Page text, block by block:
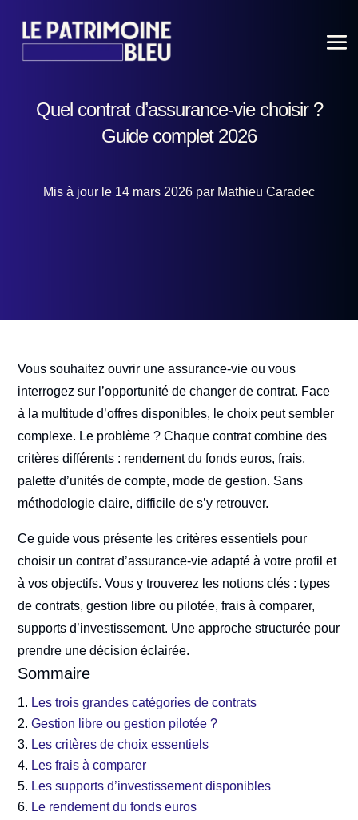
Quel contrat d’assurance-vie choisir ?
Guide complet 2026
Mis à jour le 14 mars 2026 par Mathieu Caradec
Vous souhaitez ouvrir une assurance-vie ou vous
interrogez sur l’opportunité de changer de contrat. Face
à la multitude d’offres disponibles, le choix peut sembler
complexe. Le problème ? Chaque contrat combine des
critères différents : rendement du fonds euros, frais,
palette d’unités de compte, mode de gestion. Sans
méthodologie claire, difficile de s’y retrouver.
Ce guide vous présente les critères essentiels pour
choisir un contrat d’assurance-vie adapté à votre profil et
à vos objectifs. Vous y trouverez les notions clés : types
de contrats, gestion libre ou pilotée, frais à comparer,
supports d’investissement. Une approche structurée pour
prendre une décision éclairée.
Sommaire
Les trois grandes catégories de contrats
Gestion libre ou gestion pilotée ?
Les critères de choix essentiels
Les frais à comparer
Les supports d’investissement disponibles
Le rendement du fonds euros